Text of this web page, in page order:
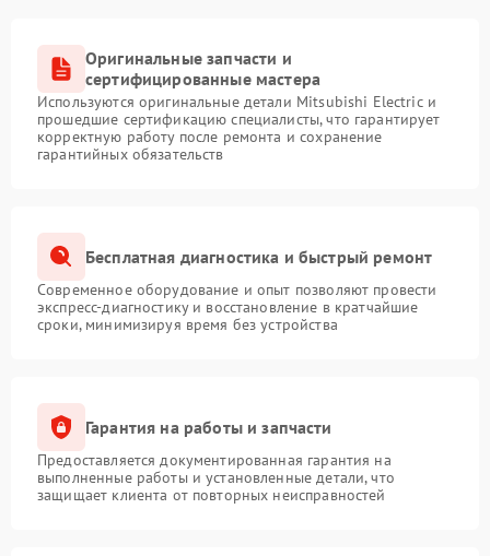
Оригинальные запчасти и
сертифицированные мастера
Используются оригинальные детали Mitsubishi Electric и
прошедшие сертификацию специалисты, что гарантирует
корректную работу после ремонта и сохранение
гарантийных обязательств
Бесплатная диагностика и быстрый ремонт
Современное оборудование и опыт позволяют провести
экспресс-диагностику и восстановление в кратчайшие
сроки, минимизируя время без устройства
Гарантия на работы и запчасти
Предоставляется документированная гарантия на
выполненные работы и установленные детали, что
защищает клиента от повторных неисправностей